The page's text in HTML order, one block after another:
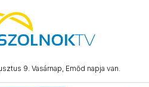
9. Vasárnap, Emőd napja van.